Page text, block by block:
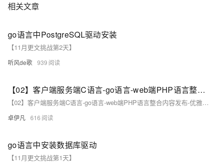
相关文章
go语言中PostgreSQL驱动安装
【11月更文挑战第2天】
听风de歌 939
【02】客户端服务端C语言-go语言-web端PHP语言整合内容发布-优雅草网络设备监控系统-2月12日优雅草简化Centos stream8安装zabbix7教程-本搭建教程非docker搭建教程-优雅草solution
【02】客户端服务端C语言-go语言-web端PHP语言整合内容发布-优雅草网络设备监控系统-2月12日优雅草简化Centos stream8安装zabbix7教程-本搭建教程非docker搭建教程-优雅草solution
卓伊凡 616
go语言中安装数据库驱动
【11月更文挑战第1天】